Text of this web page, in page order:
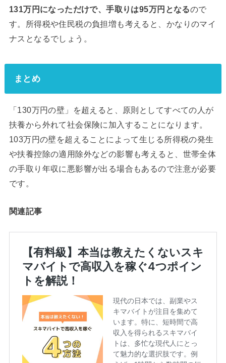
131万円になっただけで、手取りは95万円となるので
す。所得税や住民税の負担増も考えると、かなりのマイ
ナスとなるでしょう。
まとめ
「130万円の壁」を超えると、原則としてすべての人が
扶養から外れて社会保険に加入することになります。
103万円の壁を超えることによって生じる所得税の発生
や扶養控除の適用除外などの影響も考えると、世帯全体
の手取り年収に悪影響が出る場合もあるので注意が必要
です。
関連記事